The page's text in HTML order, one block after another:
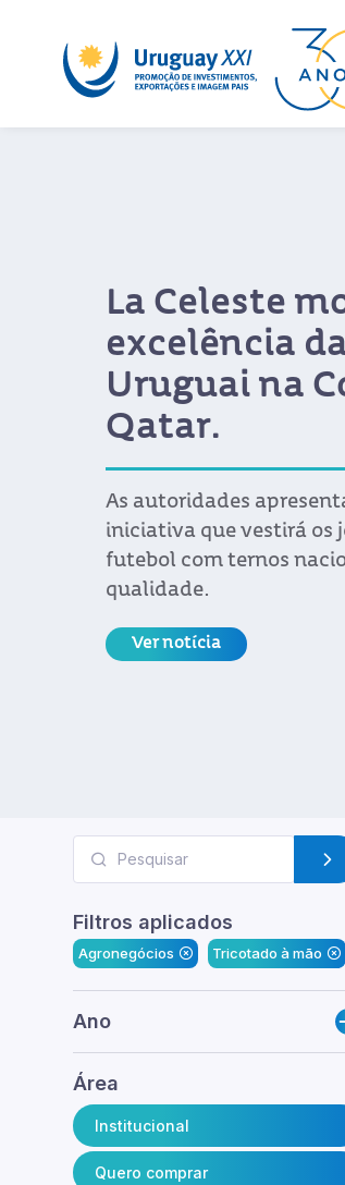
La Celeste
excelência
Uruguai na
Qatar.
As autoridades
iniciativa que vestirá os
futebol com ternos
qualidade.
Ver notícia
Filtros aplicados
Agronegócios Tricotado à mão
Ano
Área
Institucional
Quero comprar